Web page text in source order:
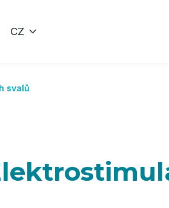
CZ
svalů